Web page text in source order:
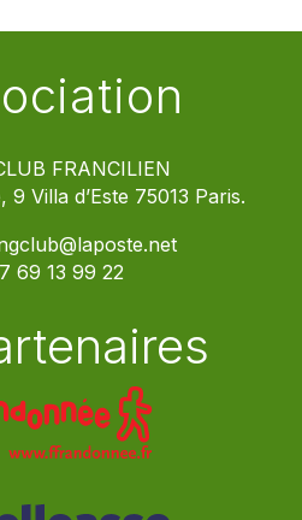
FRANCILIEN
9 Villa d’Este 75013 Paris.
69 13 99 22